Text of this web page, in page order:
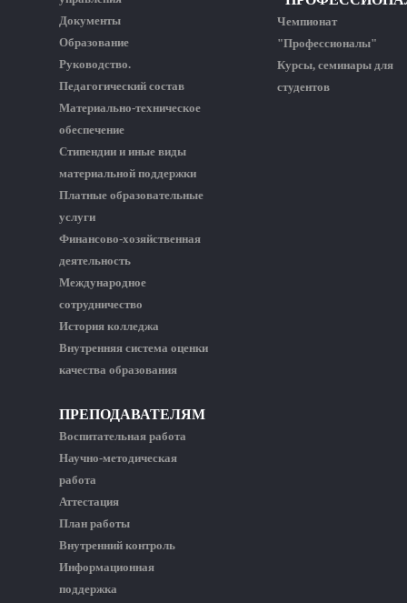
Документы
Образование
Руководство.
Педагогический состав
Материально-техническое
обеспечение
Стипендии и иные виды
материальной поддержки
Платные образовательные
услуги
Финансово-хозяйственная
деятельность
Международное
сотрудничество
История колледжа
Внутренняя система оценки
качества образования
ПРЕПОДАВАТЕЛЯМ
Воспитательная работа
Научно-методическая
работа
Аттестация
План работы
Внутренний контроль
Информационная
поддержка
Чемпионат
"Профессионалы"
Курсы, семинары для
студентов